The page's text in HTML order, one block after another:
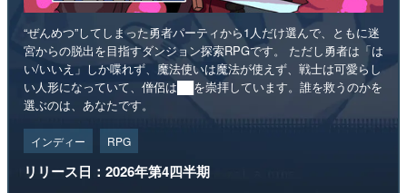
“ぜんめつ”してしまった勇者パーティから1人だけ選んで、ともに迷
宮からの脱出を目指すダンジョン探索RPGです。 ただし勇者は「は
い/いいえ」しか喋れず、魔法使いは魔法が使えず、戦士は可愛らし
い人形になっていて、僧侶は██を崇拝しています。誰を救うのかを
選ぶのは、あなたです。
インディー RPG
リリース日：2026年第4四半期